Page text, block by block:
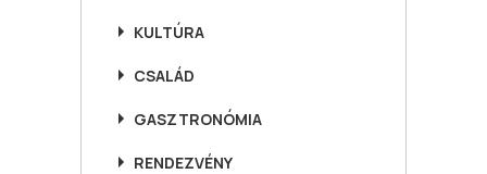
KULTÚRA
CSALÁD
GASZTRONÓMIA
RENDEZVÉNY